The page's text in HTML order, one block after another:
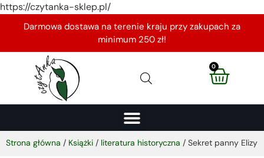
https://czytanka-sklep.pl/
Darmowa dostawa na terenie kraju przy zakupach za
minimum 250 zł!
0
Strona główna / Książki / literatura historyczna / Sekret panny Elizy